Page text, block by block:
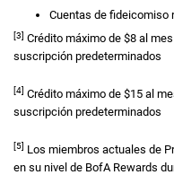
Cuentas de fideicomiso
[3] Crédito máximo de ocho
$8 al
suscripción predeterminados
[4] Crédito máximo de quince
$15 al
suscripción predeterminados
[5] Los miembros actuales de
en su nivel de B of A
BofA Rewards